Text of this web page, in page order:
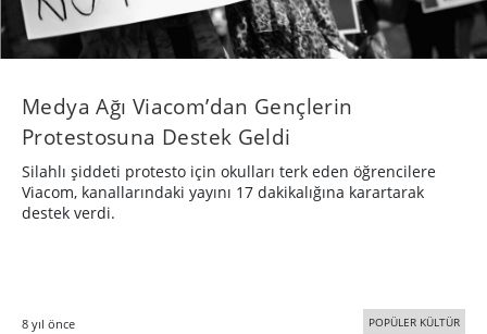
Medya Ağı Viacom’dan Gençlerin
Protestosuna Destek Geldi
Silahlı şiddeti protesto için okulları terk eden öğrencilere
Viacom, kanallarındaki yayını 17 dakikalığına karartarak
destek verdi.
8 yıl önce POPÜLER KÜLTÜR